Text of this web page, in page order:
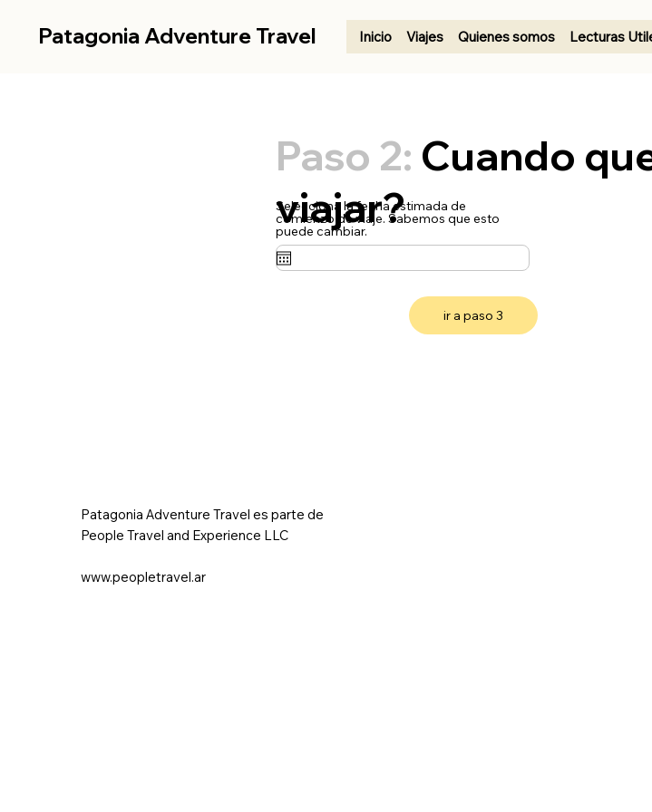
Patagonia Adventure Travel Inicio Viajes Quienes somos Lecturas
Paso 2: Cuando
viajar?
Selecciona la fecha estimada de
comienzo de viaje. Sabemos que esto
puede cambiar.
ir a paso 3
Patagonia Adventure Travel es parte de
People Travel and Experience LLC
www.peopletravel.ar